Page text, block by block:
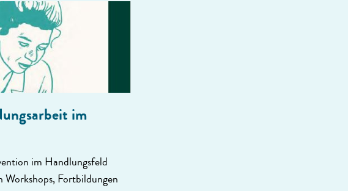
im
im Handlungsfeld
Workshops, Fortbildungen